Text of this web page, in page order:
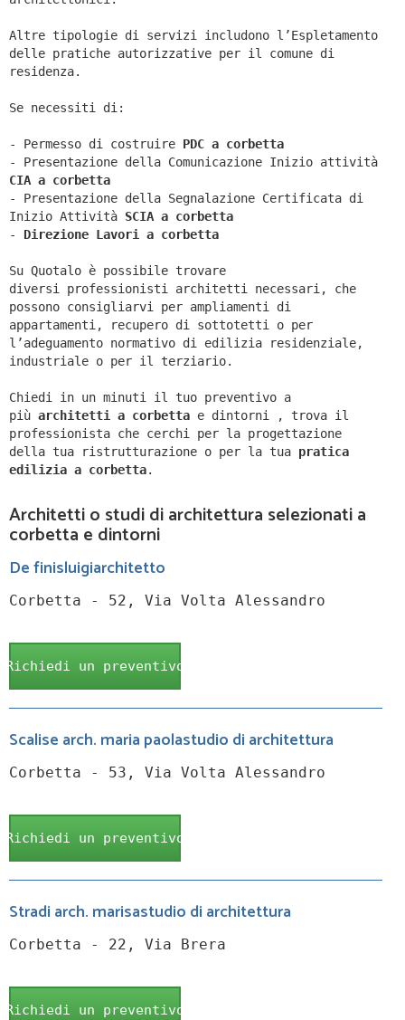
Altre tipologie di servizi includono l’Espletamento
delle pratiche autorizzative per il comune di
residenza.
Se necessiti di:
- Permesso di costruire PDC a corbetta
- Presentazione della Comunicazione Inizio attività
CIA a corbetta
- Presentazione della Segnalazione Certificata di
Inizio Attività SCIA a corbetta
- Direzione Lavori a corbetta
Su Quotalo è possibile trovare
diversi professionisti architetti necessari, che
possono consigliarvi per ampliamenti di
appartamenti, recupero di sottotetti o per
l’adeguamento normativo di edilizia residenziale,
industriale o per il terziario.
Chiedi in un minuti il tuo preventivo a
più architetti a corbetta e dintorni ,
trova il
professionista che cerchi per la progettazione
della tua ristrutturazione o per la tua pratica
edilizia a corbetta.
Architetti o studi di architettura selezionati a
corbetta e dintorni
De finisluigiarchitetto
Corbetta - 52, Via Volta Alessandro
Richiedi un preventivo
Scalise arch. maria paolastudio di architettura
Corbetta - 53, Via Volta Alessandro
Richiedi un preventivo
Stradi arch. marisastudio di architettura
Corbetta - 22, Via Brera
Richiedi un preventivo